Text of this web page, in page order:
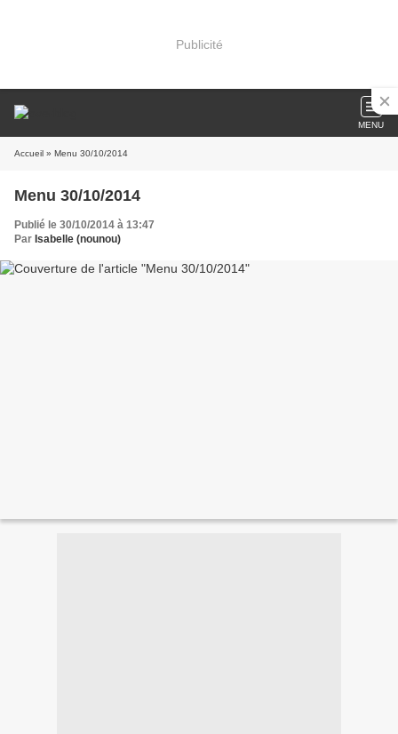
Publicité
MENU
Accueil » Menu 30/10/2014
Menu 30/10/2014
Publié le 30/10/2014 à 13:47
Par Isabelle (nounou)